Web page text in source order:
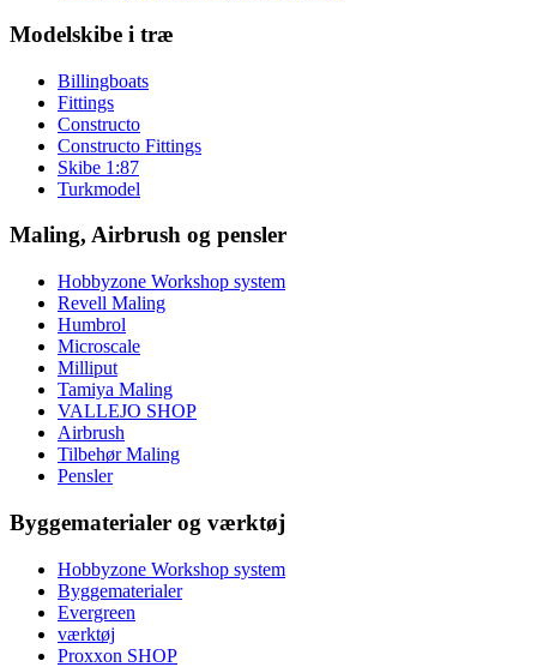
Modelskibe i træ
Billingboats
Fittings
Constructo
Constructo Fittings
Skibe 1:87
Turkmodel
Maling, Airbrush og pensler
Hobbyzone Workshop system
Revell Maling
Humbrol
Microscale
Milliput
Tamiya Maling
VALLEJO SHOP
Airbrush
Tilbehør Maling
Pensler
Byggematerialer og værktøj
Hobbyzone Workshop system
Byggematerialer
Evergreen
værktøj
Proxxon SHOP